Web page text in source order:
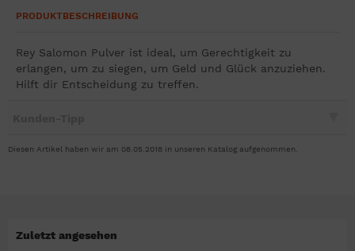
PRODUKTBESCHREIBUNG
Rey Salomon Pulver ist ideal, um Gerechtigkeit zu
erlangen, um zu siegen, um Geld und Glück anzuziehen.
Hilft dir Entscheidung zu treffen.
Diesen Artikel haben wir am 08.05.2018 in unseren Katalog aufgenommen.
Zuletzt angesehen